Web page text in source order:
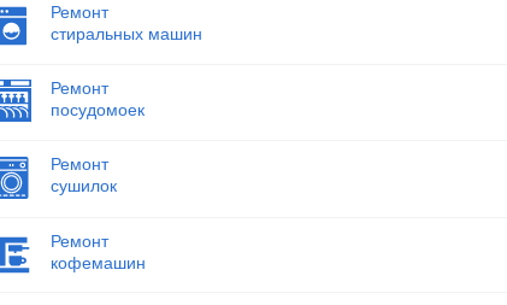
Ремонт
стиральных машин
Ремонт
посудомоек
Ремонт
сушилок
Ремонт
кофемашин